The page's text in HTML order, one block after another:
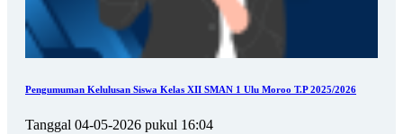
Pengumuman Kelulusan Siswa Kelas XII SMAN 1 Ulu Moroo T.P 2025/2026
Tanggal 04-05-2026 pukul 16:04